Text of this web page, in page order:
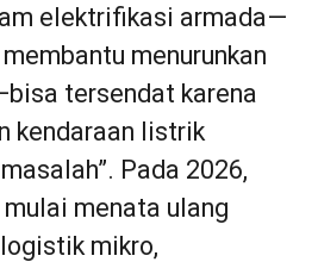
elektrifikasi armada—
menurunkan
tersendat karena
kendaraan listrik
Pada 2026,
menata ulang
mikro,